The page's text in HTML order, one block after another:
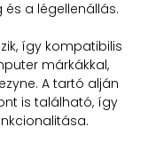
a légellenállás.
így kompatibilis
márkákkal,
A tartó alján
is található, így